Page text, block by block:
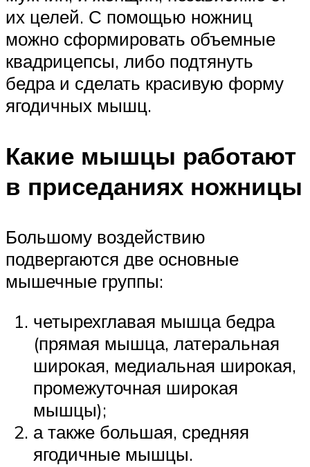
их целей. С помощью ножниц
можно сформировать объемные
квадрицепсы, либо подтянуть
бедра и сделать красивую форму
ягодичных мышц.
Какие мышцы работают
в приседаниях ножницы
Большому воздействию
подвергаются две основные
мышечные группы:
четырехглавая мышца бедра
(прямая мышца, латеральная
широкая, медиальная широкая,
промежуточная широкая
мышцы);
а также большая, средняя
ягодичные мышцы.